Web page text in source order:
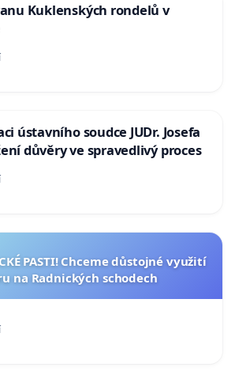
Kuklenských rondelů v
ústavního soudce JUDr. Josefa
důvěry ve spravedlivý proces
PASTI! Chceme důstojné využití
na Radnických schodech